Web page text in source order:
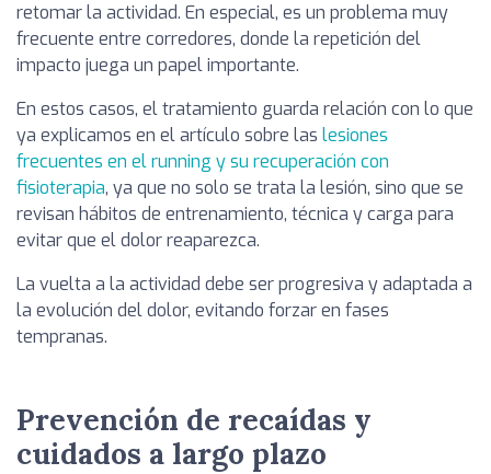
retomar la actividad. En especial, es un problema muy
frecuente entre corredores, donde la repetición del
impacto juega un papel importante.
En estos casos, el tratamiento guarda relación con lo que
ya explicamos en el artículo sobre las lesiones
frecuentes en el running y su recuperación con
fisioterapia, ya que no solo se trata la lesión, sino que se
revisan hábitos de entrenamiento, técnica y carga para
evitar que el dolor reaparezca.
La vuelta a la actividad debe ser progresiva y adaptada a
la evolución del dolor, evitando forzar en fases
tempranas.
Prevención de recaídas y
cuidados a largo plazo